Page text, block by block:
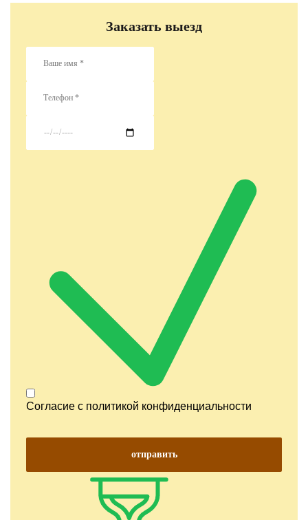
Заказать выезд
Согласие с политикой конфиденциальности
отправить